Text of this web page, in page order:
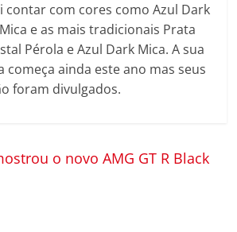
contar com cores como Azul Dark
e as mais tradicionais Prata
Pérola e Azul Dark Mica. A sua
começa ainda este ano mas seus
foram divulgados.
o novo AMG GT R Black